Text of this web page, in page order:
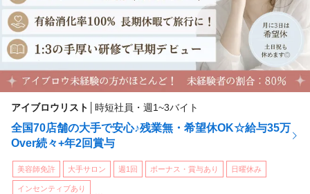
アイブロウリスト 時短社員・週1~3バイト
全国70店舗の大手で安心♪残業無・希望休OK☆給与35万
Over続々+年2回賞与
美容師免許 大手サロン 週1回 ボーナス・賞与あり 日曜休み
インセンティブあり ...